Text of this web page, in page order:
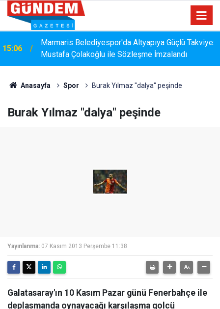
15:06
Marmaris Belediyespor'da Altyapıya Güçlü Takviye:
Mustafa Çolakoğlu ile Sözleşme İmzalandı
Anasayfa Spor Burak Yılmaz "dalya" peşinde
Burak Yılmaz "dalya" peşinde
Yayınlanma: 07 Kasım 2013 Perşembe 11:38
Galatasaray'ın 10 Kasım Pazar günü Fenerbahçe ile
deplasmanda oynayacağı karşılaşma golcü